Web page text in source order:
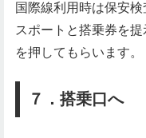
国際線利用時は保安
スポートと搭乗券を
を押してもらいます。
７．搭乗口へ